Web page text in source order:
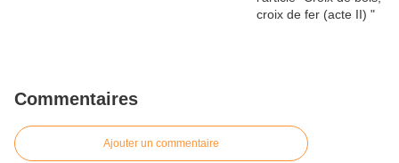
Commentaires
Ajouter un commentaire